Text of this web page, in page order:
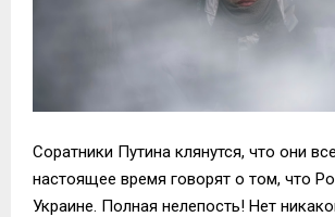
Соратники Путина клянутся, что они
настоящее время говорят о том, что
Украине. Полная нелепость! Нет